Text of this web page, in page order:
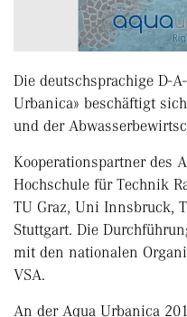
Die deutschsprachige D-
Urbanica» beschäftigt
und der
Kooperationspartner des
Hochschule für Technik
TU Graz, Uni Innsbruck,
Stuttgart. Die
mit den nationalen
VSA.
An der Aqua Urbanica